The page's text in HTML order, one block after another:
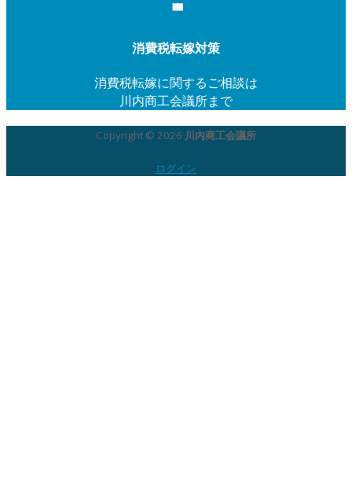
消費税転嫁対策
消費税転嫁に関するご相談は
川内商工会議所まで
Copyright © 2026 川内商工会議所
ログイン